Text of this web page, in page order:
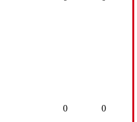
0 0